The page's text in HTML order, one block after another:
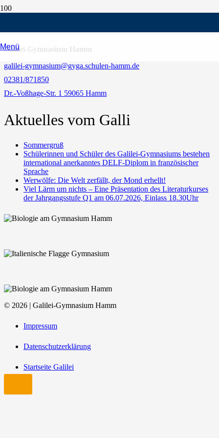
Menü
Galilei-Gymnasium Hamm
galilei-gymnasium@gyga.schulen-hamm.de
02381/871850
Dr.-Voßhage-Str. 1 59065 Hamm
Aktuelles vom Galli
Sommergruß
Schülerinnen und Schüler des Galilei-Gymnasiums bestehen
international anerkanntes DELF-Diplom in französischer
Sprache
Werwölfe: Die Welt zerfällt, der Mond erhellt!
Viel Lärm um nichts – Eine Präsentation des Literaturkurses
der Jahrgangsstufe Q1 am 06.07.2026, Einlass 18.30Uhr
© 2026 | Galilei-Gymnasium Hamm
Impressum
Datenschutzerklärung
Startseite Galilei